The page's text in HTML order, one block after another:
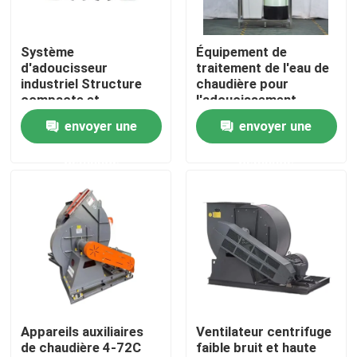
Au sujet de nous
Visite d'usine
Contrôle de qualité
Contactez-nous
Nouvelles
Demandez une citation
Chaudière à gazole
Système
d'adoucisseur
industriel Structure
compacte et
raisonnable pour une
maintenance facile
envoyer une
Équipement de
traitement de l'eau de
chaudière pour
l'adoucissement
résistant aux fuites et
à la corrosion
envoyer une
Appareils auxiliaires
de chaudière 4-72C
Ventilateur centrifuge
faible bruit et haute